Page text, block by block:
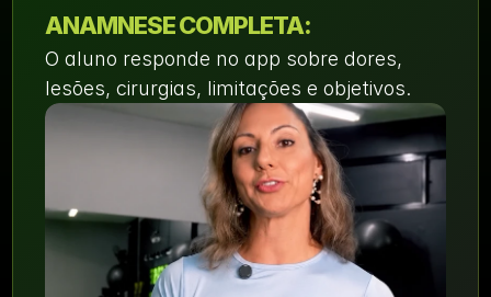
ANAMNESE COMPLETA:
O aluno responde no app sobre dores,
lesões, cirurgias, limitações e objetivos.